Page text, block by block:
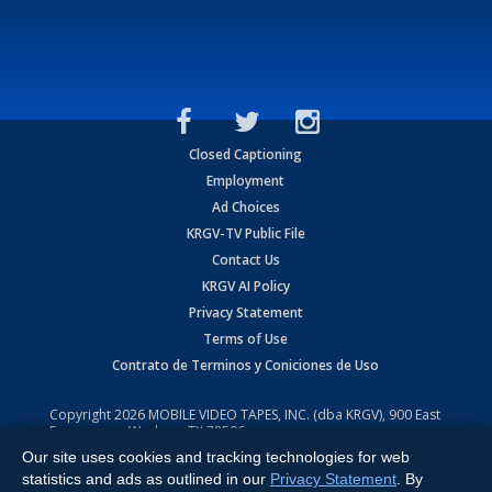
Closed Captioning
Employment
Ad Choices
KRGV-TV Public File
Contact Us
KRGV AI Policy
Privacy Statement
Terms of Use
Contrato de Terminos y Coniciones de Uso
Copyright2026 MOBILE VIDEO TAPES, INC. (dba KRGV), 900 East
Expressway, Weslaco, TX 78596.
All Rights Reserved. Powered by:Ruby Shore Software
Our site uses cookies and tracking technologies for web
statistics and ads as outlined in our Privacy Statement . By